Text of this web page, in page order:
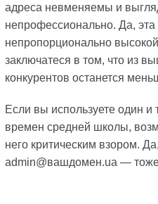
адреса невменяемы и
непрофессионально. Да,
непропорционально
заключатеся в том, что из
конкурентов останется
Если вы используете один и
времен средней школы,
него критическим взором.
admin@вашдомен.ua —